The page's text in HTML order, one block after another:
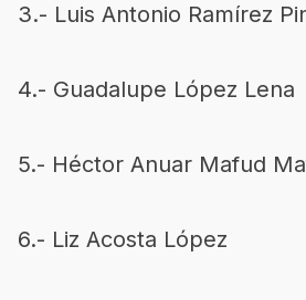
3.- Luis Antonio Ramírez
4.- Guadalupe López Lena
5.- Héctor Anuar Mafud
6.- Liz Acosta López